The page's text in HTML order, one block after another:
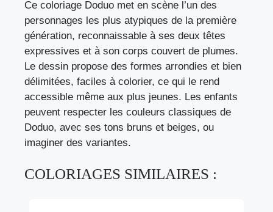
Ce coloriage Doduo met en scène l’un des
personnages les plus atypiques de la première
génération, reconnaissable à ses deux têtes
expressives et à son corps couvert de plumes.
Le dessin propose des formes arrondies et bien
délimitées, faciles à colorier, ce qui le rend
accessible même aux plus jeunes. Les enfants
peuvent respecter les couleurs classiques de
Doduo, avec ses tons bruns et beiges, ou
imaginer des variantes.
COLORIAGES SIMILAIRES :